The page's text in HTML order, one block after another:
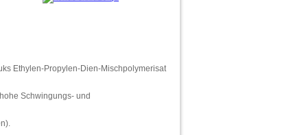
Ethylen-Propylen-Dien-Mischpolymerisat
Schwingungs- und